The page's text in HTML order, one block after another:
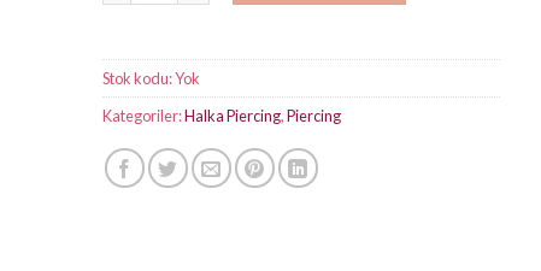
Stok kodu:Yok
Kategoriler:Halka Piercing,Piercing